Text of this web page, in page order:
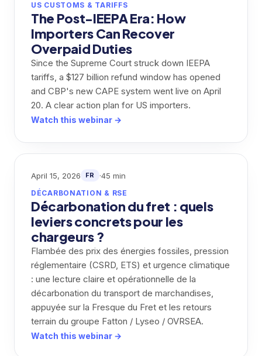
US CUSTOMS & TARIFFS
The Post-IEEPA Era: How
Importers Can Recover
Overpaid Duties
Since the Supreme Court struck down IEEPA
tariffs, a $127 billion refund window has opened
and CBP's new CAPE system went live on April
20. A clear action plan for US importers.
Watch this webinar →
April 15, 2026 FR ·45 min
DÉCARBONATION & RSE
Décarbonation du fret : quels
leviers concrets pour les
chargeurs ?
Flambée des prix des énergies fossiles, pression
réglementaire (CSRD, ETS) et urgence climatique
: une lecture claire et opérationnelle de la
décarbonation du transport de marchandises,
appuyée sur la Fresque du Fret et les retours
terrain du groupe Fatton / Lyseo / OVRSEA.
Watch this webinar →